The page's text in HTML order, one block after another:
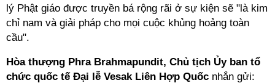
lý Phật giáo được truyền bá rộng rãi ở sự kiện sẽ "là kim
chỉ nam và giải pháp cho mọi cuộc khủng hoảng toàn
cầu".
Hòa thượng Phra Brahmapundit, Chủ tịch Ủy ban tổ
chức quốc tế Đại lễ Vesak Liên Hợp Quốc nhắn gửi: